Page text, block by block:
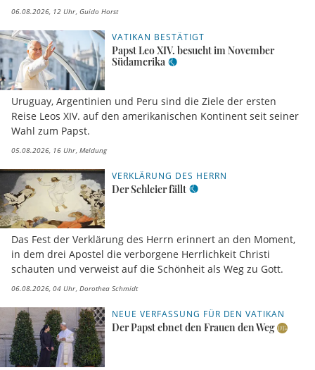
06.08.2026, 12 Uhr Guido Horst
VATIKAN BESTÄTIGT
Papst Leo XIV. besucht im November
Südamerika
Uruguay, Argentinien und Peru sind die Ziele der ersten
Reise Leos XIV. auf den amerikanischen Kontinent seit seiner
Wahl zum Papst.
05.08.2026, 16 Uhr Meldung
VERKLÄRUNG DES HERRN
Der Schleier fällt
Das Fest der Verklärung des Herrn erinnert an den Moment,
in dem drei Apostel die verborgene Herrlichkeit Christi
schauten und verweist auf die Schönheit als Weg zu Gott.
06.08.2026, 04 Uhr Dorothea Schmidt
NEUE VERFASSUNG FÜR DEN VATIKAN
Der Papst ebnet den Frauen den Weg